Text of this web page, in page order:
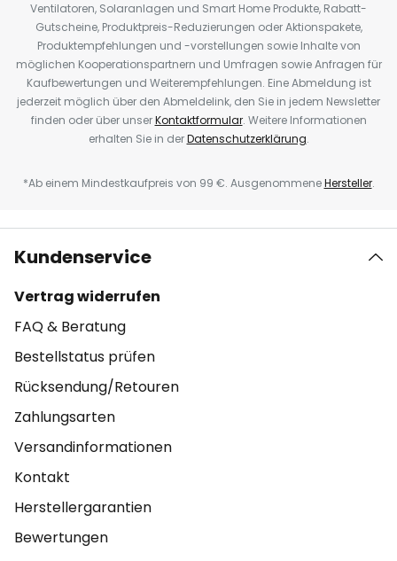
Ventilatoren, Solaranlagen und Smart Home Produkte, Rabatt-
Gutscheine, Produktpreis-Reduzierungen oder Aktionspakete,
Produktempfehlungen und -vorstellungen sowie Inhalte von
möglichen Kooperationspartnern und Umfragen sowie Anfragen für
Kaufbewertungen und Weiterempfehlungen. Eine Abmeldung ist
jederzeit möglich über den Abmeldelink, den Sie in jedem Newsletter
finden oder über unserKontaktformular. Weitere Informationen
erhalten Sie in derDatenschutzerklärung.
*Ab einem Mindestkaufpreis von 99 €. AusgenommeneHersteller.
Kundenservice
Vertrag widerrufen
FAQ & Beratung
Bestellstatus prüfen
Rücksendung/Retouren
Zahlungsarten
Versandinformationen
Kontakt
Herstellergarantien
Bewertungen